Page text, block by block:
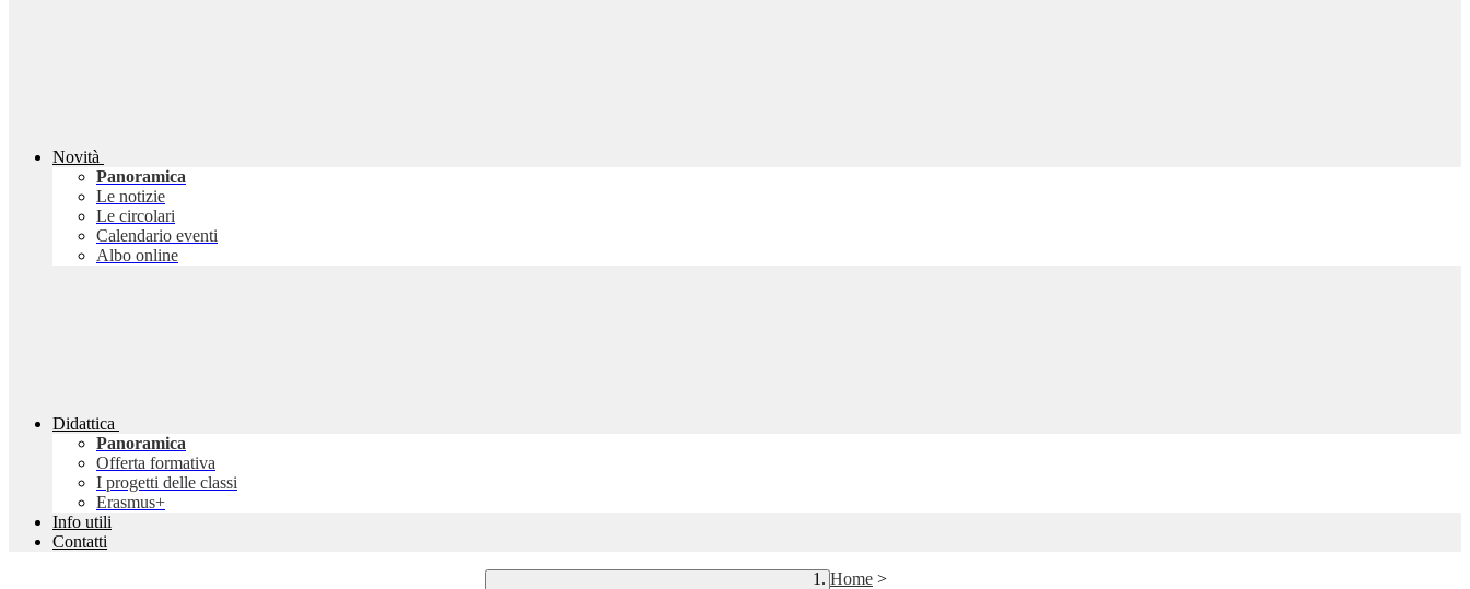
Novità
Panoramica
Le notizie
Le circolari
Calendario eventi
Albo online
Didattica
Panoramica
Offerta formativa
I progetti delle classi
Erasmus+
Info utili
Contatti
Home >